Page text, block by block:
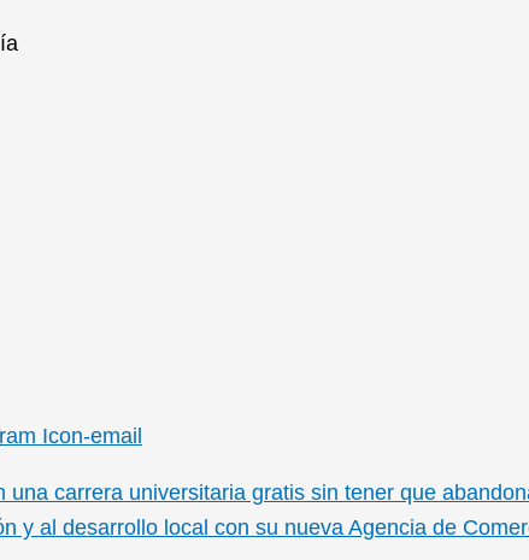
Icon-email
una carrera universitaria gratis sin tener que
y al desarrollo local con su nueva Agencia de